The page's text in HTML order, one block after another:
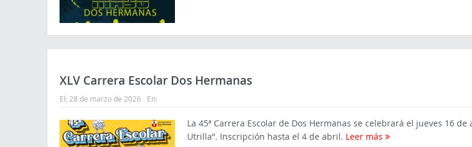
XLV Carrera Escolar Dos Hermanas
El: 28 de marzo de 2026 En:
La 45ª Carrera Escolar de Dos Hermanas se celebrará el jueves 16
Utrilla”. Inscripción hasta el 4 de abril. Leer más